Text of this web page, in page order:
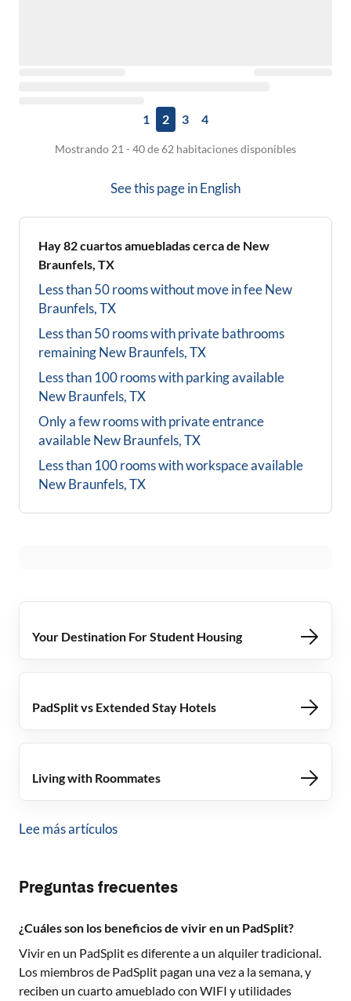
1 2 3 4
Mostrando 21 - 40 de 62 habitaciones disponibles
See this page inEnglish
Hay82cuartos amuebladas cerca de New
Braunfels, TX
Less than 50 rooms without move in feeNew
Braunfels, TX
Less than 50 rooms with private bathrooms
remainingNew Braunfels, TX
Less than 100 rooms with parking available
New Braunfels, TX
Only a few rooms with private entrance
availableNew Braunfels, TX
Less than 100 rooms with workspace available
New Braunfels, TX
Your Destination For Student Housing
PadSplit vs Extended Stay Hotels
Living with Roommates
Lee más artículos
Preguntas frecuentes
¿Cuáles son los beneficios de vivir en un PadSplit?
Vivir en un PadSplit es diferente a un alquiler tradicional.
Los miembros de PadSplit pagan una vez a la semana, y
reciben un cuarto amueblado con WIFI y utilidades